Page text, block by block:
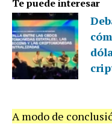
Te puede interesar
A modo de